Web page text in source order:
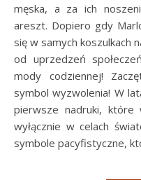
męska, a za ich
areszt. Dopiero gdy
się w samych koszulkach
od uprzedzeń
mody codziennej!
symbol wyzwolenia! W
pierwsze nadruki, które
wyłącznie w celach
symbole pacyfistyczne,